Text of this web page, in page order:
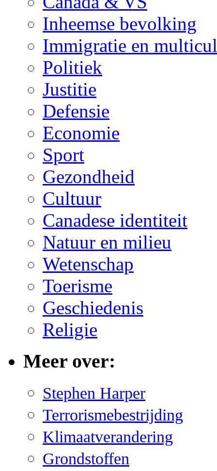
Inheemse bevolking
Immigratie en
Politiek
Justitie
Defensie
Economie
Sport
Gezondheid
Cultuur
Canadese identiteit
Natuur en milieu
Wetenschap
Toerisme
Geschiedenis
Religie
Meer over:
Stephen Harper
Terrorismebestrijding
Klimaatverandering
Grondstoffen